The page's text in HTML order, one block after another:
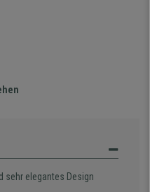
sehr elegantes Design